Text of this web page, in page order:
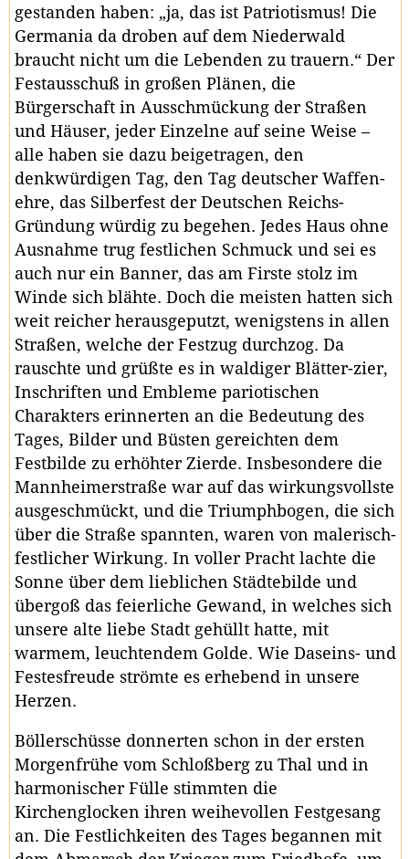
gestanden haben: „ja, das ist Patriotismus! Die
Germania da droben auf dem Niederwald
braucht nicht um die Lebenden zu trauern.“ Der
Festausschuß in großen Plänen, die
Bürgerschaft in Ausschmückung der Straßen
und Häuser, jeder Einzelne auf seine Weise –
alle haben sie dazu beigetragen, den
denkwürdigen Tag, den Tag deutscher Waffen-
ehre, das Silberfest der Deutschen Reichs-
Gründung würdig zu begehen. Jedes Haus ohne
Ausnahme trug festlichen Schmuck und sei es
auch nur ein Banner, das am Firste stolz im
Winde sich blähte. Doch die meisten hatten sich
weit reicher herausgeputzt, wenigstens in allen
Straßen, welche der Festzug durchzog. Da
rauschte und grüßte es in waldiger Blätter-zier,
Inschriften und Embleme pariotischen
Charakters erinnerten an die Bedeutung des
Tages, Bilder und Büsten gereichten dem
Festbilde zu erhöhter Zierde. Insbesondere die
Mannheimerstraße war auf das wirkungsvollste
ausgeschmückt, und die Triumphbogen, die sich
über die Straße spannten, waren von malerisch-
festlicher Wirkung. In voller Pracht lachte die
Sonne über dem lieblichen Städtebilde und
übergoß das feierliche Gewand, in welches sich
unsere alte liebe Stadt gehüllt hatte, mit
warmem, leuchtendem Golde. Wie Daseins- und
Festesfreude strömte es erhebend in unsere
Herzen.
Böllerschüsse donnerten schon in der ersten
Morgenfrühe vom Schloßberg zu Thal und in
harmonischer Fülle stimmten die
Kirchenglocken ihren weihevollen Festgesang
an. Die Festlichkeiten des Tages begannen mit